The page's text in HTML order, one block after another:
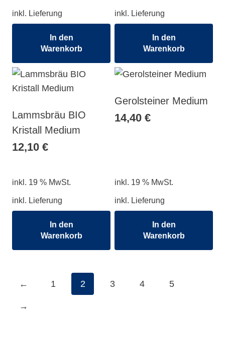
inkl. Lieferung
In den
Warenkorb
inkl. Lieferung
In den
Warenkorb
Lammsbräu BIO
Kristall Medium
12,10 €
inkl. 19 % MwSt.
inkl. Lieferung
In den
Warenkorb
Gerolsteiner Medium
14,40 €
inkl. 19 % MwSt.
inkl. Lieferung
In den
Warenkorb
← 1 2 3 4 5
→